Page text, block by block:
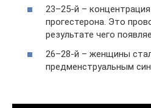
23–25-й –
прогестерона. Это
результате чего
26–28-й – женщины
предменструальным